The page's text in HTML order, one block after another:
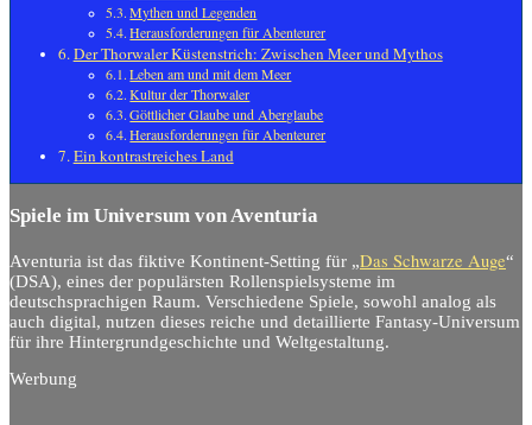
Mythen und Legenden
Herausforderungen für Abenteurer
Der Thorwaler Küstenstrich: Zwischen Meer und Mythos
Leben am und mit dem Meer
Kultur der Thorwaler
Göttlicher Glaube und Aberglaube
Herausforderungen für Abenteurer
Ein kontrastreiches Land
Spiele im Universum von Aventuria
Aventuria ist das fiktive Kontinent-Setting für „Das Schwarze Auge“
(DSA), eines der populärsten Rollenspielsysteme im
deutschsprachigen Raum. Verschiedene Spiele, sowohl analog als
auch digital, nutzen dieses reiche und detaillierte Fantasy-Universum
für ihre Hintergrundgeschichte und Weltgestaltung.
Werbung